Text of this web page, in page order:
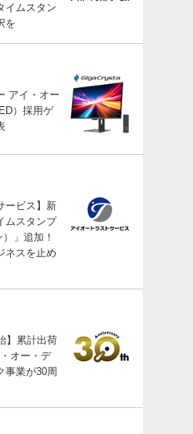
イムスタン
を
アイ・オー
）採用ゲ
ービス】新
ムスタンプ
」追加！
ネスを止め
】累計出荷
オー・デ
事業が30周